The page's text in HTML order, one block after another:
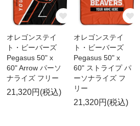
オレゴンステイ
ト・ビーバーズ
Pegasus 50" x
60" Arrow パーソ
ナライズ フリー
21,320円(税込)
オレゴンステイ
ト・ビーバーズ
Pegasus 50" x
60" ストライプ パ
ーソナライズ フ
リー
21,320円(税込)